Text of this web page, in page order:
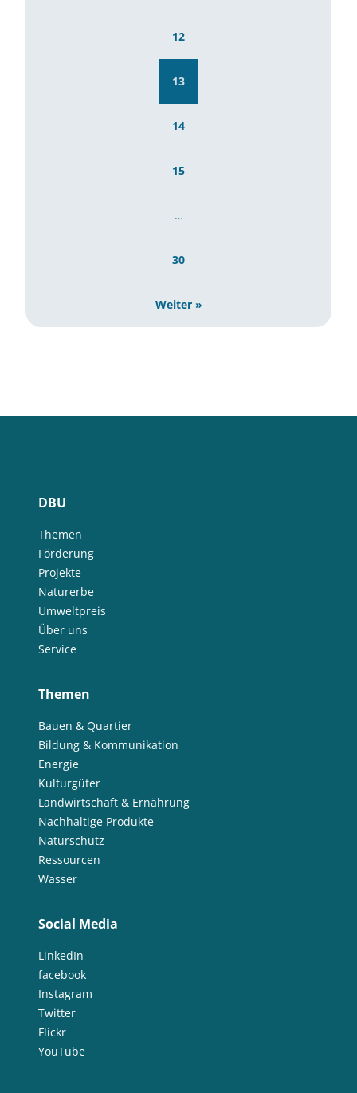
12
13
14
15
…
30
Weiter »
DBU
Themen
Förderung
Projekte
Naturerbe
Umweltpreis
Über uns
Service
Themen
Bauen & Quartier
Bildung & Kommunikation
Energie
Kulturgüter
Landwirtschaft & Ernährung
Nachhaltige Produkte
Naturschutz
Ressourcen
Wasser
Social Media
LinkedIn
facebook
Instagram
Twitter
Flickr
YouTube